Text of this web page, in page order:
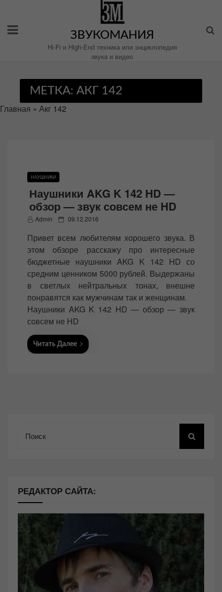
содержимому
ЗВУКОМАНИЯ
Hi-Fi и High-End техника или энциклопедия
звука и видео
МЕТКА: АКГ 142
Главная » Акг 142
НАУШНИКИ
Наушники AKG K 142 HD —
обзор — звук совсем не HD
Admin
P
s
t
e
d
o
n
09.12.2016
Привет всем любителям хорошего звука. В
этом обзоре расскажу про интересные
бюджетные наушники AKG K 142 HD со
средним ценником 5000 рублей. Выдержаны
в светлых нейтральных тонах, внешне
понравятся как мужчинам так и женщинам.
Наушники AKG K 142 HD — обзор — звук
совсем не HD
Читать Далее
РЕДАКТОР САЙТА: